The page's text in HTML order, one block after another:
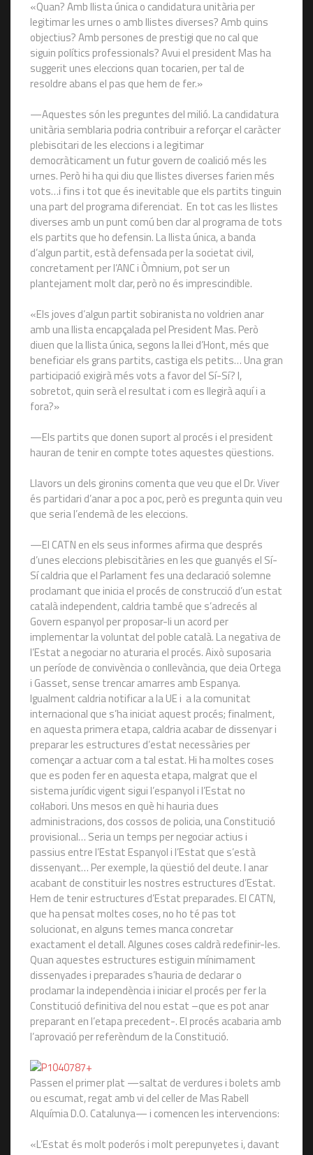
«Quan? Amb llista única o candidatura unitària per
legitimar les urnes o amb llistes diverses? Amb quins
objectius? Amb persones de prestigi que no cal que
siguin polítics professionals? Avui el president Mas ha
suggerit unes eleccions quan tocarien, per tal de
resoldre abans el pas que hem de fer.»
—Aquestes són les preguntes del milió. La candidatura
unitària semblaria podria contribuir a reforçar el caràcter
plebiscitari de les eleccions i a legitimar
democràticament un futur govern de coalició més les
urnes. Però hi ha qui diu que llistes diverses farien més
vots…i fins i tot que és inevitable que els partits tinguin
una part del programa diferenciat. En tot cas les llistes
diverses amb un punt comú ben clar al programa de tots
els partits que ho defensin. La llista única, a banda
d’algun partit, està defensada per la societat civil,
concretament per l’ANC i Òmnium, pot ser un
plantejament molt clar, però no és imprescindible.
«Els joves d’algun partit sobiranista no voldrien anar
amb una llista encapçalada pel President Mas. Però
diuen que la llista única, segons la llei d’Hont, més que
beneficiar els grans partits, castiga els petits… Una gran
participació exigirà més vots a favor del Sí-Sí? I,
sobretot, quin serà el resultat i com es llegirà aquí i a
fora?»
—Els partits que donen suport al procés i el president
hauran de tenir en compte totes aquestes qüestions.
Llavors un dels gironins comenta que veu que el Dr. Viver
és partidari d’anar a poc a poc, però es pregunta quin veu
que seria l’endemà de les eleccions.
—El CATN en els seus informes afirma que després
d’unes eleccions plebiscitàries en les que guanyés el Sí-
Sí caldria que el Parlament fes una declaració solemne
proclamant que inicia el procés de construcció d’un estat
català independent, caldria també que s’adrecés al
Govern espanyol per proposar-li un acord per
implementar la voluntat del poble català. La negativa de
l’Estat a negociar no aturaria el procés. Això suposaria
un període de convivència o conllevància, que deia Ortega
i Gasset, sense trencar amarres amb Espanya.
Igualment caldria notificar a la UE i a la comunitat
internacional que s’ha iniciat aquest procés; finalment,
en aquesta primera etapa, caldria acabar de dissenyar i
preparar les estructures d’estat necessàries per
començar a actuar com a tal estat. Hi ha moltes coses
que es poden fer en aquesta etapa, malgrat que el
sistema jurídic vigent sigui l’espanyol i l’Estat no
col·labori. Uns mesos en què hi hauria dues
administracions, dos cossos de policia, una Constitució
provisional… Seria un temps per negociar actius i
passius entre l’Estat Espanyol i l’Estat que s’està
dissenyant… Per exemple, la qüestió del deute. I anar
acabant de constituir les nostres estructures d’Estat.
Hem de tenir estructures d’Estat preparades. El CATN,
que ha pensat moltes coses, no ho té pas tot
solucionat, en alguns temes manca concretar
exactament el detall. Algunes coses caldrà redefinir-les.
Quan aquestes estructures estiguin mínimament
dissenyades i preparades s’hauria de declarar o
proclamar la independència i iniciar el procés per fer la
Constitució definitiva del nou estat –que es pot anar
preparant en l’etapa precedent-. El procés acabaria amb
l’aprovació per referèndum de la Constitució.
Passen el primer plat —saltat de verdures i bolets amb
ou escumat, regat amb vi del celler de Mas Rabell
Alquímia D.O. Catalunya— i comencen les intervencions:
«L’Estat és molt poderós i molt perepunyetes i, davant